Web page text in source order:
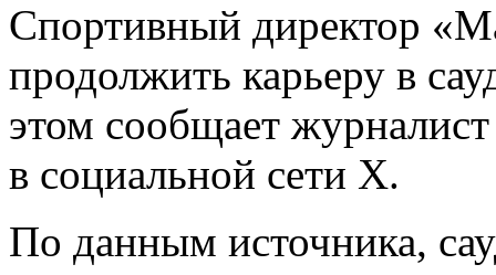
Спортивный директор
продолжить карьеру в
этом сообщает
в социальной сети X.
По данным источника,